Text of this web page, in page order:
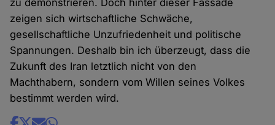
zeigen sich wirtschaftliche Schwäche,
gesellschaftliche Unzufriedenheit und politische
Spannungen. Deshalb bin ich überzeugt, dass die
Zukunft des Iran letztlich nicht von den
Machthabern, sondern vom Willen seines Volkes
bestimmt werden wird.